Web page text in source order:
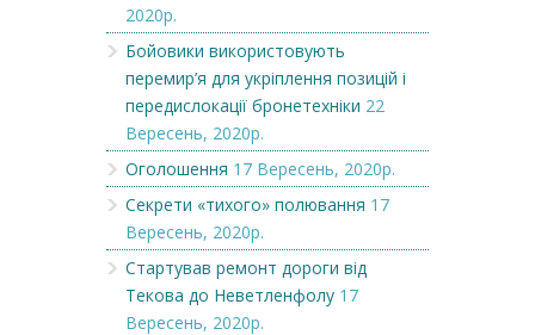
2020р.
Бойовики використовують
перемир’я для укріплення позицій і
передислокації бронетехніки 22
Вересень, 2020р.
Оголошення 17 Вересень, 2020р.
Секрети «тихого» полювання 17
Вересень, 2020р.
Стартував ремонт дороги від
Текова до Неветленфолу 17
Вересень, 2020р.